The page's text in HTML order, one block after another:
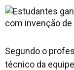
Segundo o
técnico da